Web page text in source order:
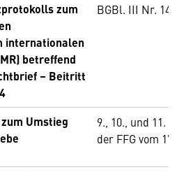
zum
internationalen
betreffend
– Beitritt
BGBl. III Nr.
Umstieg
9., 10., und 11.
der FFG vom